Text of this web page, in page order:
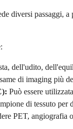
diversi passaggi,
dell'udito,
di imaging più
Può essere
di tessuto per
PET, angiografia